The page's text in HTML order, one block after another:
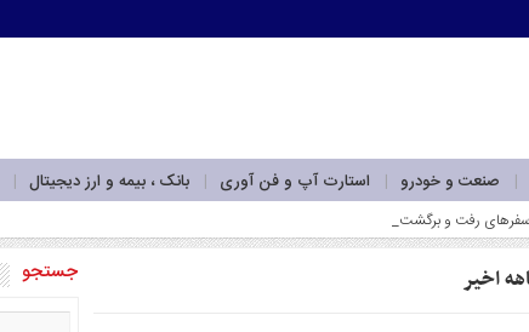
صنعت و خودرو استارت آپ و فن آوری بانک ، بیمه و ارز دیجیتال
جستجو